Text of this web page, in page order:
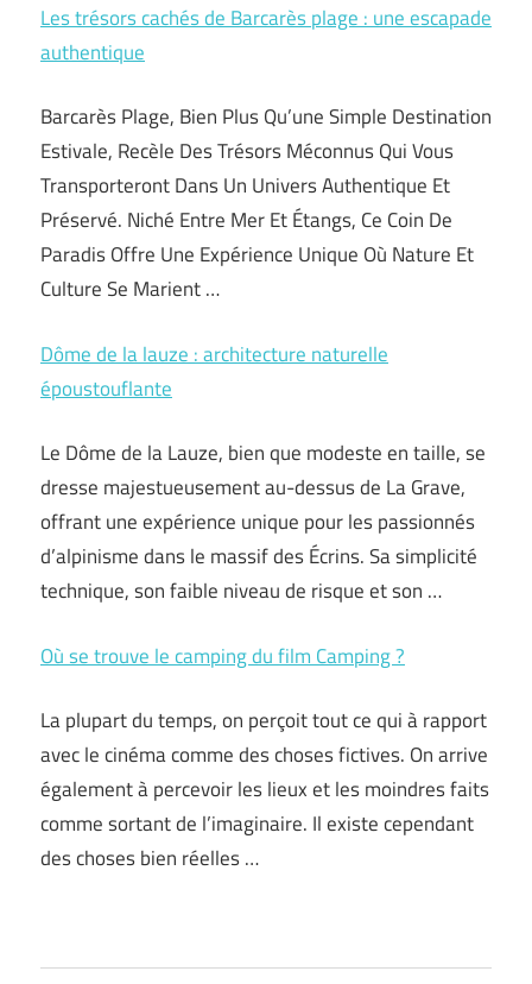
Les trésors cachés de Barcarès plage : une escapade
authentique
Barcarès Plage, Bien Plus Qu’une Simple Destination
Estivale, Recèle Des Trésors Méconnus Qui Vous
Transporteront Dans Un Univers Authentique Et
Préservé. Niché Entre Mer Et Étangs, Ce Coin De
Paradis Offre Une Expérience Unique Où Nature Et
Culture Se Marient …
Dôme de la lauze : architecture naturelle
époustouflante
Le Dôme de la Lauze, bien que modeste en taille, se
dresse majestueusement au-dessus de La Grave,
offrant une expérience unique pour les passionnés
d’alpinisme dans le massif des Écrins. Sa simplicité
technique, son faible niveau de risque et son …
Où se trouve le camping du film Camping ?
La plupart du temps, on perçoit tout ce qui à rapport
avec le cinéma comme des choses fictives. On arrive
également à percevoir les lieux et les moindres faits
comme sortant de l’imaginaire. Il existe cependant
des choses bien réelles …